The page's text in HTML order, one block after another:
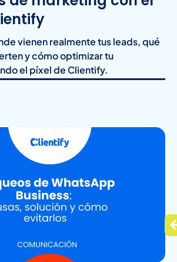
vienen realmente tus leads, qué
y cómo optimizar tu
el píxel de Clientify.